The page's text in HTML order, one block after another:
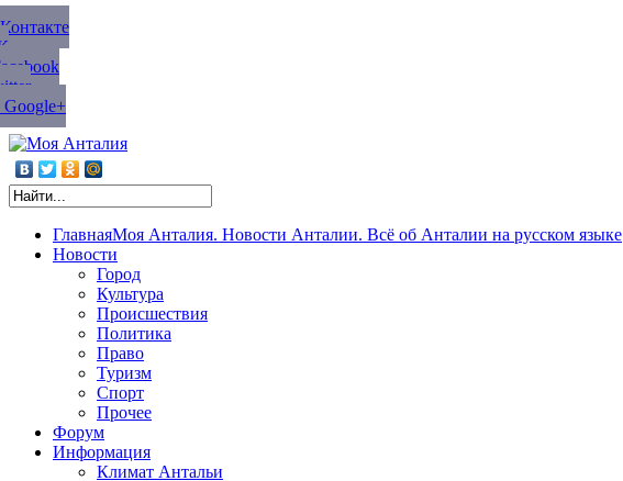
ГлавнаяМоя Анталия. Новости Анталии. Всё об Анталии на русском языке
Новости
Город
Культура
Происшествия
Политика
Право
Туризм
Спорт
Прочее
Форум
Информация
Климат Антальи